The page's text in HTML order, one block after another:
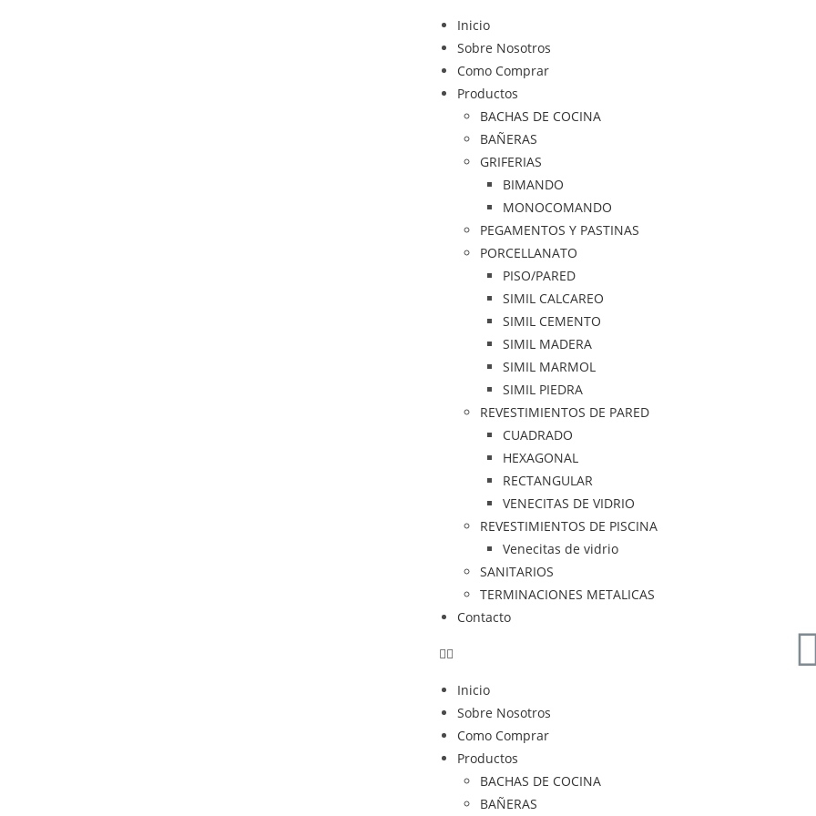
Inicio
Sobre Nosotros
Como Comprar
Productos
BACHAS DE COCINA
BAÑERAS
GRIFERIAS
BIMANDO
MONOCOMANDO
PEGAMENTOS Y PASTINAS
PORCELLANATO
PISO/PARED
SIMIL CALCAREO
SIMIL CEMENTO
SIMIL MADERA
SIMIL MARMOL
SIMIL PIEDRA
REVESTIMIENTOS DE PARED
CUADRADO
HEXAGONAL
RECTANGULAR
VENECITAS DE VIDRIO
REVESTIMIENTOS DE PISCINA
Venecitas de vidrio
SANITARIOS
TERMINACIONES METALICAS
Contacto
Inicio
Sobre Nosotros
Como Comprar
Productos
BACHAS DE COCINA
BAÑERAS